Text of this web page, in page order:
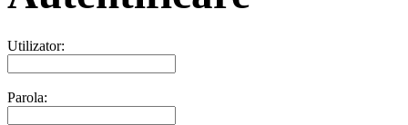
Utilizator:
Parola: